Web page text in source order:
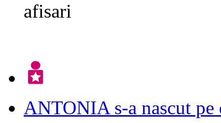
afisari
ANTONIA s-a nascut pe